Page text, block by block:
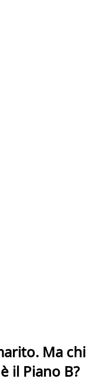
Ma chi
il Piano B?